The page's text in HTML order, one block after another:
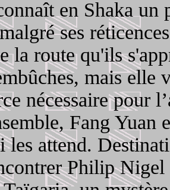
en Shaka un
ses
la route qu'ils
mais elle
nécessaire pour
Fang Yuan
les attend.
Philip Nigel